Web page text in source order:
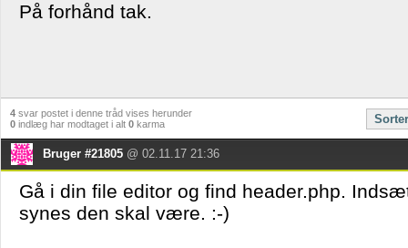
På forhånd tak.
4 svar postet i denne tråd vises herunder
0 indlæg har modtaget i alt 0 karma
Bruger #21805 @ 02.11.17 21:36
Gå i din file editor og find header.php.
synes den skal være. :-)